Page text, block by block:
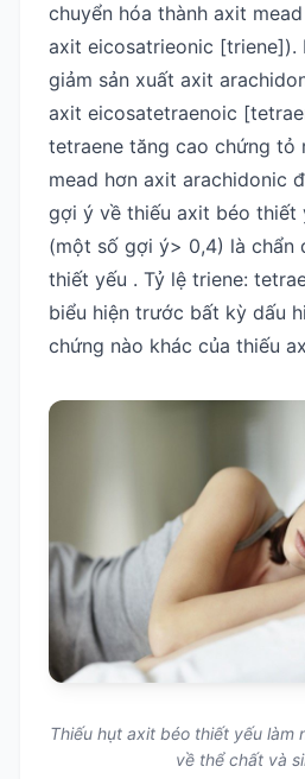
chuyển hóa thành axit
axit eicosatrieonic [triene]).
giảm sản xuất axit
axit eicosatetraenoic
tetraene tăng cao chứng tỏ
mead hơn axit arachidonic
gợi ý về thiếu axit béo thiết
(một số gợi ý> 0,4) là chẩn
thiết yếu . Tỷ lệ triene:
biểu hiện trước bất kỳ dấu
chứng nào khác của thiếu
Thiếu hụt axit béo thiết yếu làm
về thể chất và